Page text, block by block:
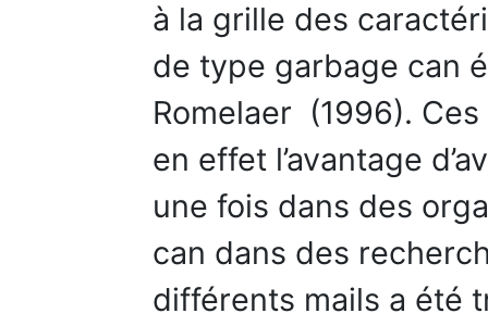
à la grille des
de type garbage can
Romelaer (1996).
en effet l’avantage
une fois dans des
can dans des
différents mails a été